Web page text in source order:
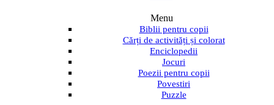
Menu
Biblii pentru copii
Cărți de activități și colorat
Enciclopedii
Jocuri
Poezii pentru copii
Povestiri
Puzzle